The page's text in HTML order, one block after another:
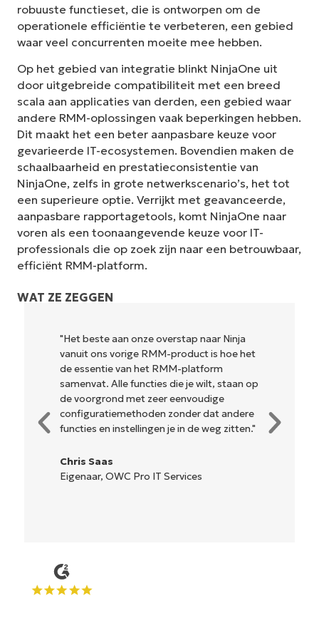
robuuste functieset, die is ontworpen om de
operationele efficiëntie te verbeteren, een gebied
waar veel concurrenten moeite mee hebben.
Op het gebied van integratie blinkt NinjaOne uit
door uitgebreide compatibiliteit met een breed
scala aan applicaties van derden, een gebied waar
andere RMM-oplossingen vaak beperkingen hebben.
Dit maakt het een beter aanpasbare keuze voor
gevarieerde IT-ecosystemen. Bovendien maken de
schaalbaarheid en prestatieconsistentie van
NinjaOne, zelfs in grote netwerkscenario’s, het tot
een superieure optie. Verrijkt met geavanceerde,
aanpasbare rapportagetools, komt NinjaOne naar
voren als een toonaangevende keuze voor IT-
professionals die op zoek zijn naar een betrouwbaar,
efficiënt RMM-platform.
WAT ZE ZEGGEN
aan onze overstap naar Ninja
vorige RMM-product is hoe het
van het RMM-platform
Alle functies die je wilt, staan op
met zeer eenvoudige
zonder dat andere
instellingen je in de weg zitten."
Pro IT Services
"NinjaOne is
en combineert
ingewikkelde
hulpmiddelen zijn
gemakkelijk te